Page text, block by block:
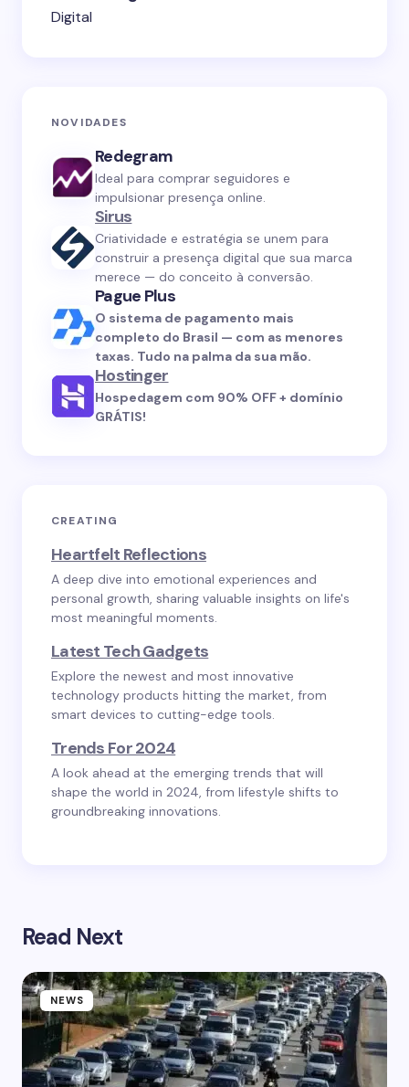
Digital
NOVIDADES
Redegram
Ideal para comprar seguidores e
impulsionar presença online.
Sirus
Criatividade e estratégia se unem para
construir a presença digital que sua marca
merece — do conceito à conversão.
Pague Plus
O sistema de pagamento mais
completo do Brasil — com as menores
taxas. Tudo na palma da sua mão.
Hostinger
Hospedagem com 90% OFF + domínio
GRÁTIS!
CREATING
Heartfelt Reflections
A deep dive into emotional experiences and
personal growth, sharing valuable insights on life's
most meaningful moments.
Latest Tech Gadgets
Explore the newest and most innovative
technology products hitting the market, from
smart devices to cutting-edge tools.
Trends For 2024
A look ahead at the emerging trends that will
shape the world in 2024, from lifestyle shifts to
groundbreaking innovations.
Read Next
NEWS